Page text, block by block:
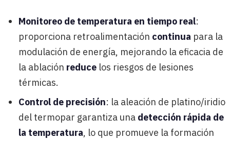
Monitoreo de temperatura en tiempo real:
proporciona retroalimentación continua para la
modulación de energía, mejorando la eficacia de
la ablación reduce los riesgos de lesiones
térmicas.
Control de precisión: la aleación de platino/iridio
del termopar garantiza una detección rápida de
la temperatura, lo que promueve la formación